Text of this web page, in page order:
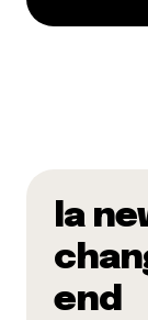
la
end